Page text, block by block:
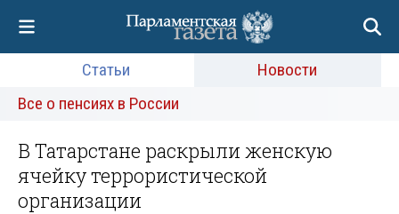
Статьи
Новости
Все о пенсиях в России
В Татарстане раскрыли женскую
ячейку террористической
организации